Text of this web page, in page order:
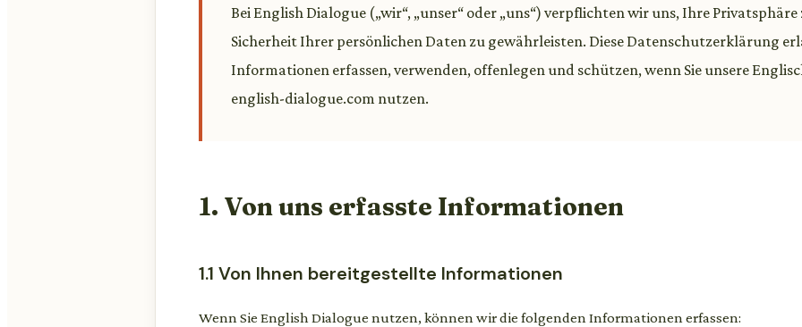
Bei English Dialogue („wir“, „unser“ oder „uns“) verpflichten wir uns, Ihre
Sicherheit Ihrer persönlichen Daten zu gewährleisten. Diese Datenschutzerklärung
Informationen erfassen, verwenden, offenlegen und schützen, wenn Sie unsere
english-dialogue.com nutzen.
1. Von uns erfasste Informationen
1.1 Von Ihnen bereitgestellte Informationen
Wenn Sie English Dialogue nutzen, können wir die folgenden Informationen erfassen: